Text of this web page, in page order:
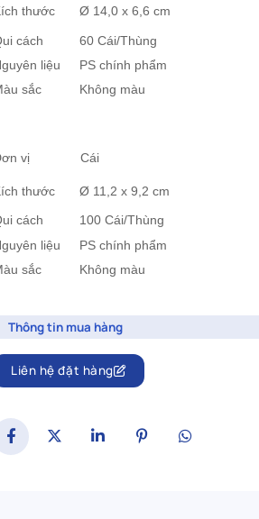
thước
	Ø 14,0 x 6,6
cm
cách
		60
Cái/Thùng
liệu
PS chính phẩm
sắc
		Không màu
vị Cái
thước
	Ø 11,2 x 9,2
cm
cách
		10
0 Cái/Thùng
liệu
PS chính phẩm
sắc
		Không màu
Thông tin mua hàng
Liên hệ đặt hàng